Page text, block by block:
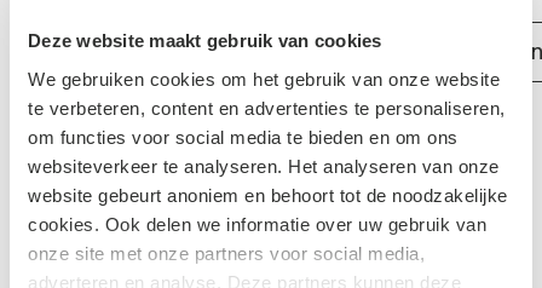
Deze website maakt gebruik van cookies
We gebruiken cookies om het gebruik van onze website
te verbeteren, content en advertenties te personaliseren,
om functies voor social media te bieden en om ons
websiteverkeer te analyseren. Het analyseren van onze
website gebeurt anoniem en behoort tot de noodzakelijke
cookies. Ook delen we informatie over uw gebruik van
onze site met onze partners voor social media,
adverteren en analyse. Deze partners kunnen deze
Show all Publication
No updates found